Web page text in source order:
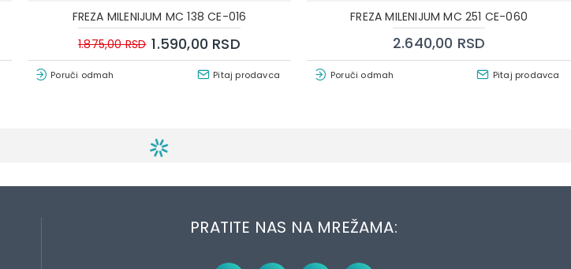
FREZA MILENIJUM MC 138 CE-016
1.590,00 RSD
1.875,00 RSD
Poruči odmah Pitaj prodavca
FREZA MILENIJUM MC 251 CE-060
2.640,00 RSD
Poruči odmah Pitaj prodavca
PRATITE NAS NA MREŽAMA: